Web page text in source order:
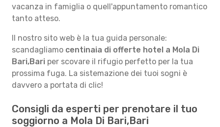
vacanza in famiglia o quell'appuntamento romantico
tanto atteso.
Il nostro sito web è la tua guida personale:
scandagliamo centinaia di offerte hotel a Mola Di
Bari,Bari per scovare il rifugio perfetto per la tua
prossima fuga. La sistemazione dei tuoi sogni è
davvero a portata di clic!
Consigli da esperti per prenotare il tuo
soggiorno a Mola Di Bari,Bari